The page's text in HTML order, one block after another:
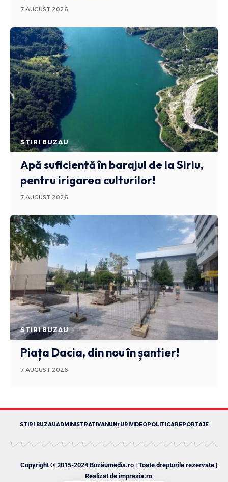
7 AUGUST 2026
STIRI BUZAU
Apă suficientă în barajul de la Siriu,
pentru irigarea culturilor!
7 AUGUST 2026
STIRI BUZAU
Piața Dacia, din nou în șantier!
7 AUGUST 2026
STIRI BUZAUADMINISTRATIVANUNȚURI VIDEOPOLITICAREPORTAJE
Copyright © 2015-2024 Buzăumedia.ro | Toate drepturile rezervate |
Realizat de impresia.ro